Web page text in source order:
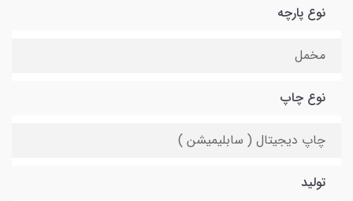
نوع پارچه
مخمل
نوع چاپ
چاپ دیجیتال ( سابلیمیشن )
تولید